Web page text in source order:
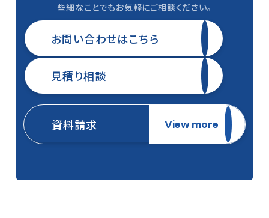
些細なことでもお気軽にご相談ください。
お問い合わせはこちら
見積り相談
資料請求 View more